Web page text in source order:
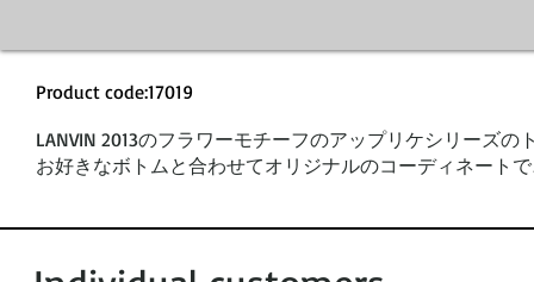
Product code:17019
LANVIN 2013のフラワーモチーフのアップリケシリーズの
お好きなボトムと合わせてオリジナルのコーディネート